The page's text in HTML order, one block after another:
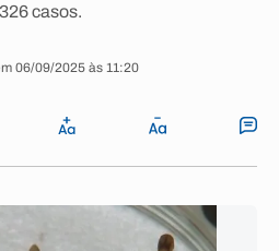
casos.
06/09/2025 às 11:20